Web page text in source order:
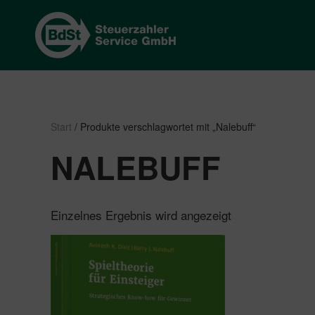
Start / Produkte verschlagwortet mit „Nalebuff“
NALEBUFF
Einzelnes Ergebnis wird angezeigt